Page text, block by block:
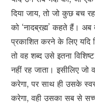
दिया जाय, तो जो कुछ बच
को ‘नादब्रह्म’ कहते हैं।
प्रकाशित करने के लिए यदि
तो वह शब्द उसे इतना
नहीं रह जाता। इसीलिए
करेगा, पर साथ ही उसके
करेगा, वही उसका सब से